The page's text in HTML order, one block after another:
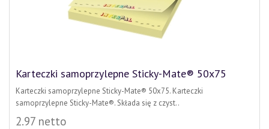
Karteczki samoprzylepne Sticky-Mate® 50x75
Karteczki samoprzylepne Sticky-Mate® 50x75. Karteczki
samoprzylepne Sticky-Mate®. Składa się z czyst..
2.97 netto